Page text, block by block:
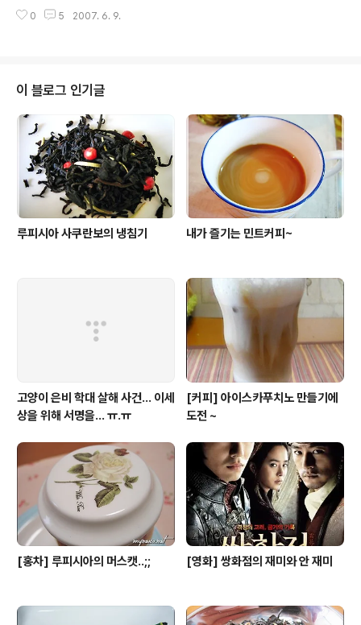
던 MD를 꺼내 열어보니 안에 '히데/X-Japan'이라고 쓴
데의 노래는 내가 히데 음악을 처음 듣고 흥분했던 8년 전
이나 지금이나 변함없이 나를 들뜨게 하고 취하게 했다. 8
년이나 흘렀으면 이제는 촌스럽게 느껴질 법도 하건만 8년
전에 들으면서 이렇게 앞선 음악이 있나 싶었던 그의 노래
가 지금도 여전히 마음을 흔들었다. 그때 앞서 갔으니까 지
금에서야 진..
0 5 2007. 6. 9.
이 블로그 인기글
루피시아 사쿠란보의 냉침기 내가 즐기는 민트커피~
고양이 은비 학대 살해 사건... 이세
상을 위해 서명을... ㅠ.ㅠ
[커피] 아이스카푸치노 만들기에
도전 ~
[홍차] 루피시아의 머스캣..;; [영화] 쌍화점의 재미와 안 재미